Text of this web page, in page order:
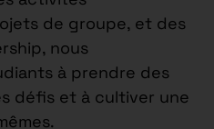
de groupe, et des
nous
à prendre des
défis et à cultiver une